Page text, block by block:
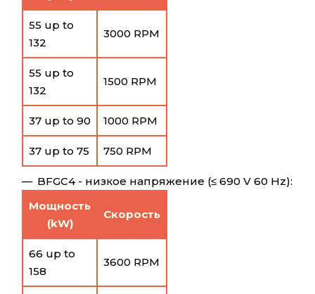
55 up to
132
3000 RPM
55 up to
132
1500 RPM
37 up to 90 1000 RPM
37 up to 75 750 RPM
BFGC4 - низкое напряжение (≤ 690 V 60 Hz):
Мощность
(kW)
Скорость
66 up to
158
3600 RPM